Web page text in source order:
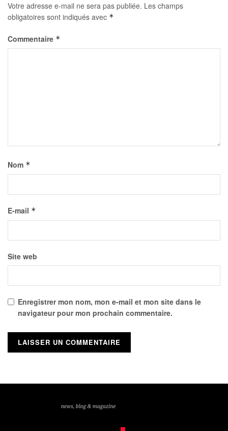
Votre adresse e-mail ne sera pas publiée. Les champs
obligatoires sont indiqués avec *
Commentaire *
Nom *
E-mail *
Site web
Enregistrer mon nom, mon e-mail et mon site dans le
navigateur pour mon prochain commentaire.